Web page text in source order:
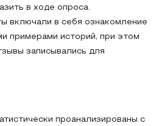
в ходе опроса.
включали в себя ознакомление
примерами историй, при этом
записывались для
проанализированы с